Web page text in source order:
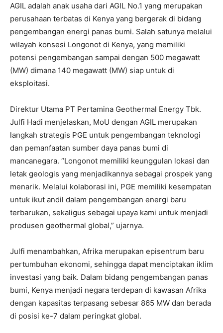
AGIL adalah anak usaha dari AGIL No.1 yang merupakan
perusahaan terbatas di Kenya yang bergerak di bidang
pengembangan energi panas bumi. Salah satunya melalui
wilayah konsesi Longonot di Kenya, yang memiliki
potensi pengembangan sampai dengan 500 megawatt
(MW) dimana 140 megawatt (MW) siap untuk di
eksploitasi.
Direktur Utama PT Pertamina Geothermal Energy Tbk.
Julfi Hadi menjelaskan, MoU dengan AGIL merupakan
langkah strategis PGE untuk pengembangan teknologi
dan pemanfaatan sumber daya panas bumi di
mancanegara. “Longonot memiliki keunggulan lokasi dan
letak geologis yang menjadikannya sebagai prospek yang
menarik. Melalui kolaborasi ini, PGE memiliki kesempatan
untuk ikut andil dalam pengembangan energi baru
terbarukan, sekaligus sebagai upaya kami untuk menjadi
produsen geothermal global,” ujarnya.
Julfi menambahkan, Afrika merupakan episentrum baru
pertumbuhan ekonomi, sehingga dapat menciptakan iklim
investasi yang baik. Dalam bidang pengembangan panas
bumi, Kenya menjadi negara terdepan di kawasan Afrika
dengan kapasitas terpasang sebesar 865 MW dan berada
di posisi ke-7 dalam peringkat global.